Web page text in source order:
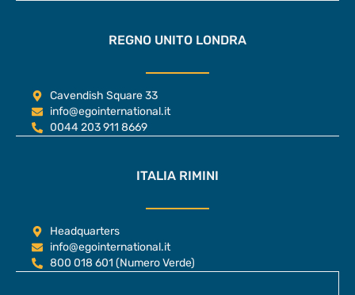
REGNO UNITO LONDRA
Cavendish Square 33
info@egointernational.it
0044 203 911 8669
ITALIA RIMINI
Headquarters
info@egointernational.it
800 018 601 (Numero Verde)